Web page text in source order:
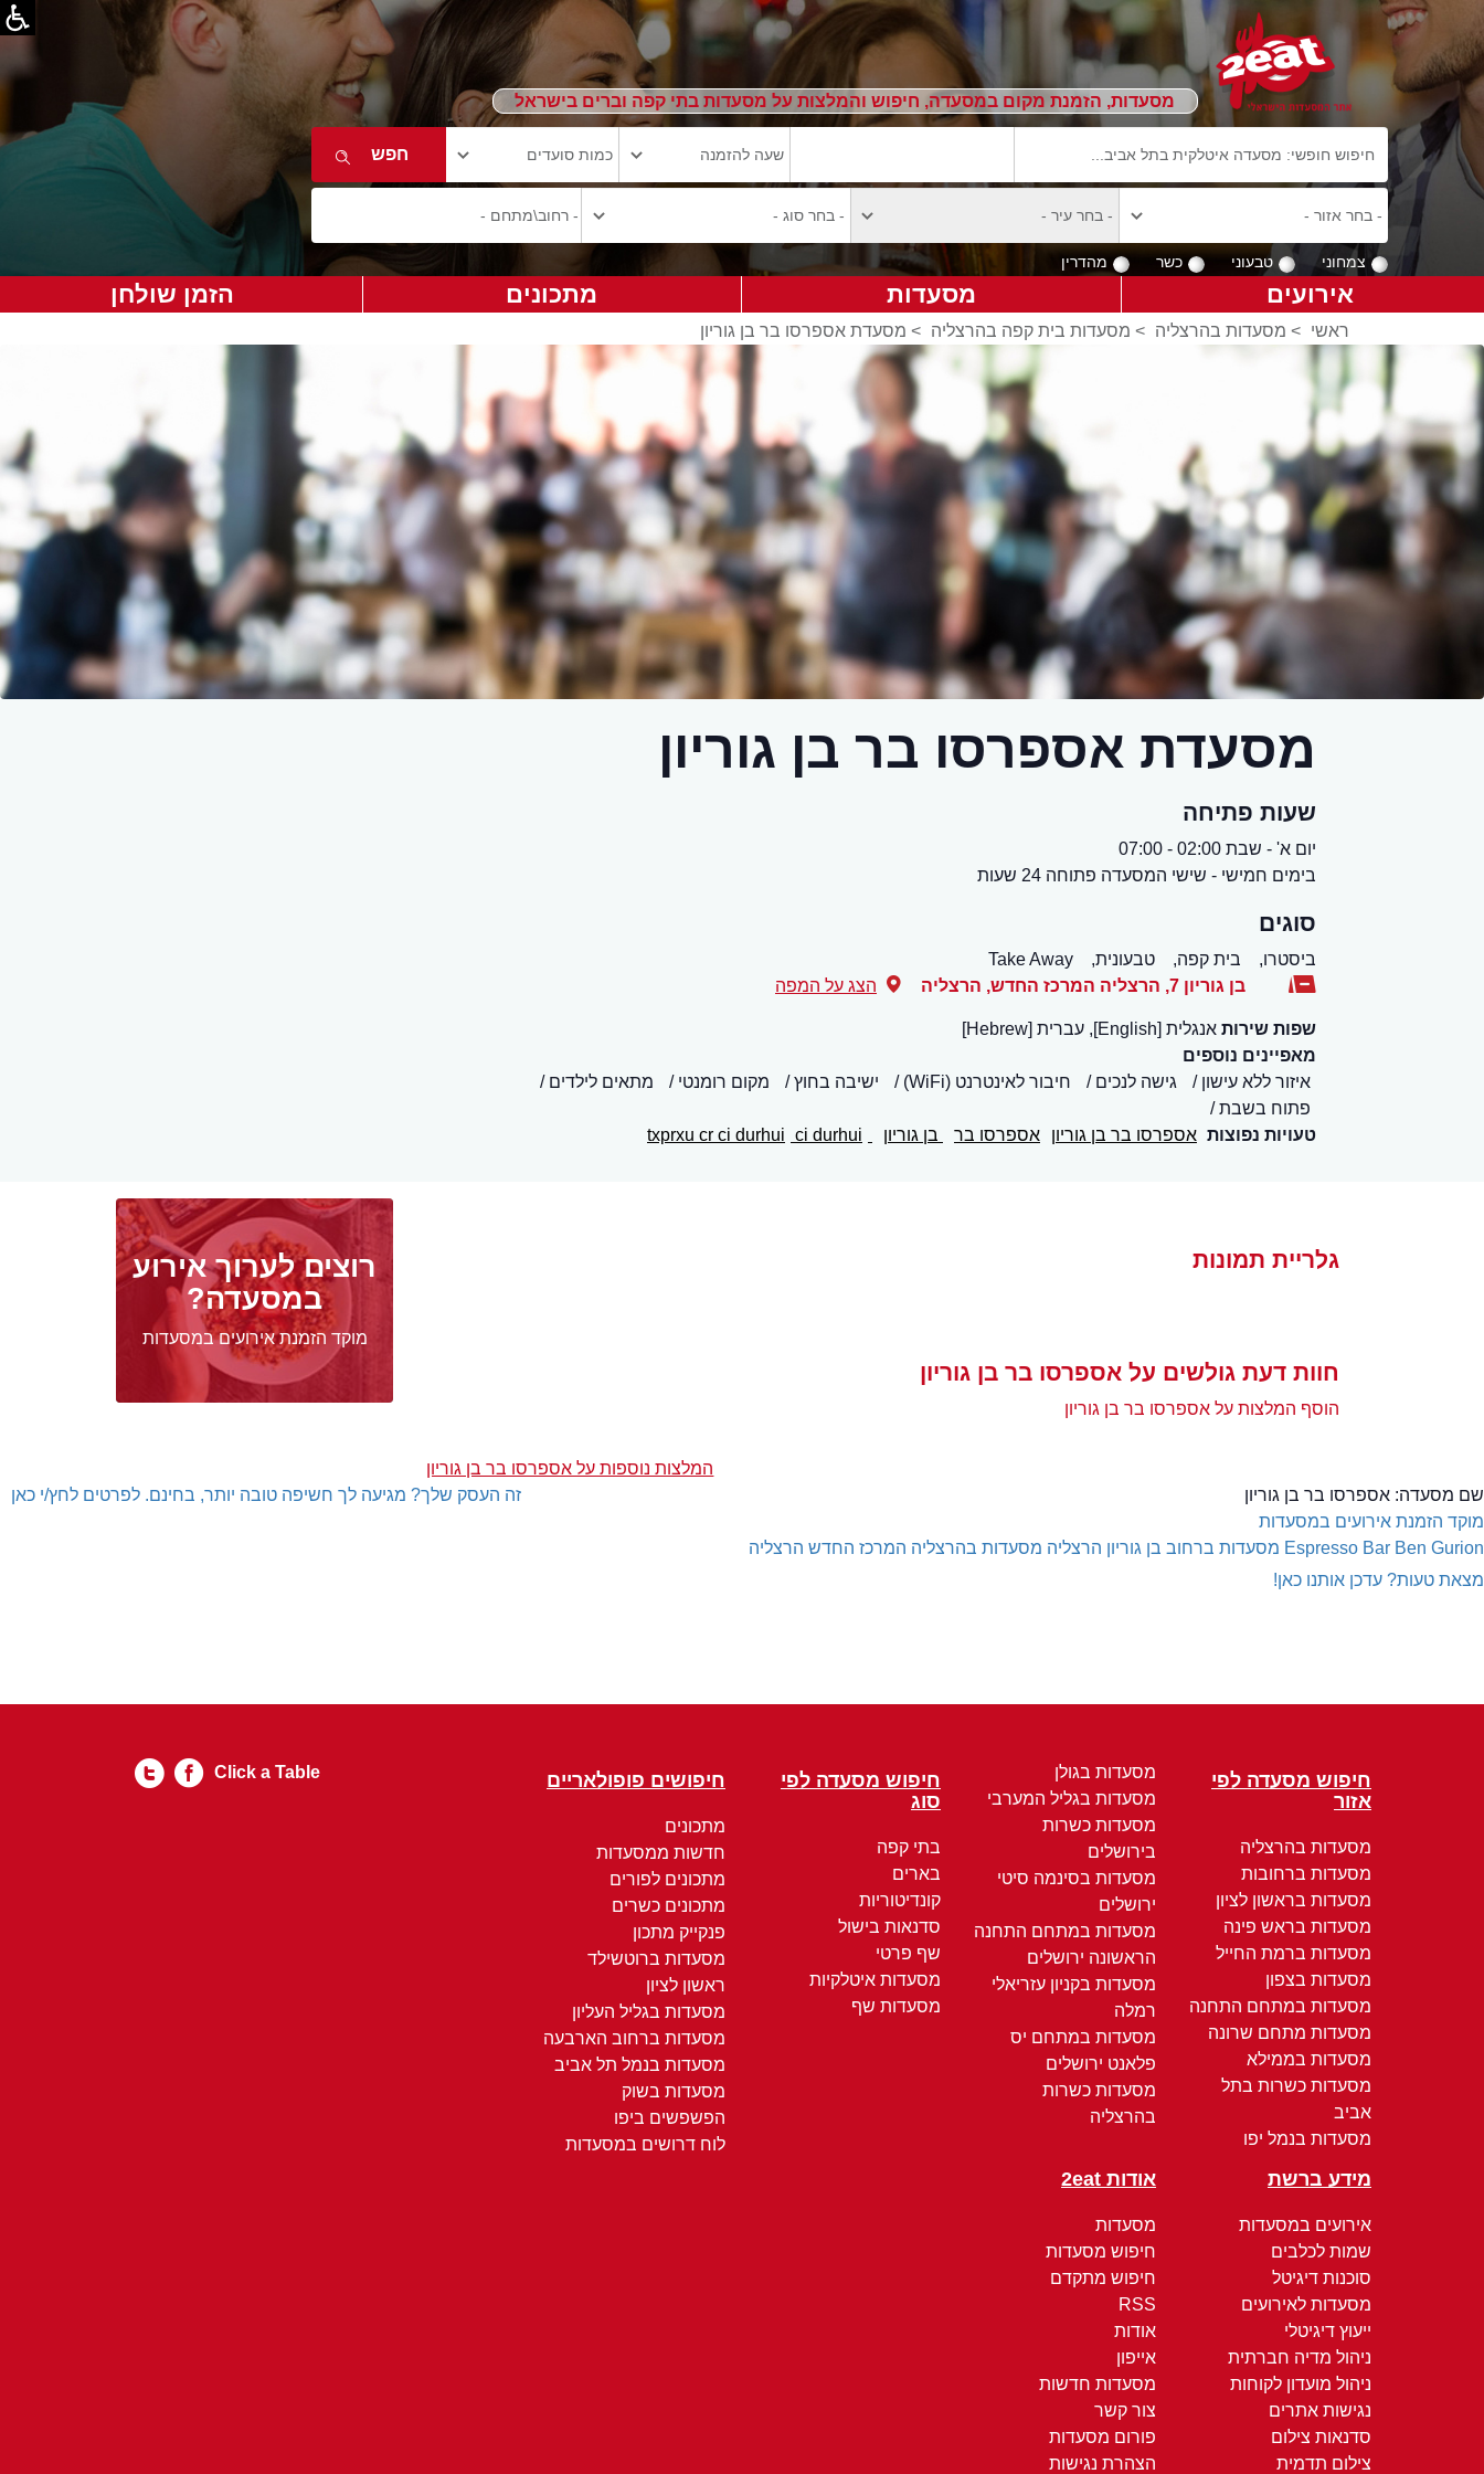
מסעדות, הזמנת מקום במסעדה, חיפוש והמלצות על מסעדות בתי קפה וברים בישראל
צמחוני טבעוני כשר מהדרין
אירועים מסעדות מתכונים הזמן שולחן
ראשי > מסעדות בהרצליה > מסעדות בית קפה בהרצליה > מסעדת אספרסו בר בן גוריון
מסעדת אספרסו בר בן גוריון
שעות פתיחה
יום א' - שבת 02:00 - 07:00
בימים חמישי - שישי המסעדה פתוחה 24 שעות
סוגים
ביסטרו, בית קפה, טבעונית,
Take Away
בן גוריון 7, הרצליה המרכז החדש
, הרצליה הצג על המפה
שפות שירות אנגלית [English], עברית [Hebrew]
מאפיינים נוספים
איזור ללא עישון
גישה לנכים חיבור לאינטרנט (WiFi) ישיבה בחוץ מקום רומנטי
מתאים לילדים
פתוח בשבת
טעויות נפוצות אספרסו בר בן גוריון אספרסו בר בן גוריון ci durhui
גלריית תמונות
חוות דעת גולשים על אספרסו בר בן גוריון
הוסף המלצות על אספרסו בר בן גוריון
המלצות נוספות על אספרסו בר בן גוריון
רוצים לערוך אירוע
במסעדה?
מוקד הזמנת אירועים במסעדות
זה העסק שלך? מגיעה לך חשיפה טובה יותר, בחינם. לפרטים לחץ/י כאן שם מסעדה: אספרסו בר בן גוריון
מוקד הזמנת אירועים במסעדות
Espresso Bar Ben Gurion מסעדות ברחוב בן גוריון הרצליה מסעדות בהרצליה המרכז החדש הרצליה
מצאת טעות? עדכן אותנו כאן!
חיפוש מסעדה לפי
אזור
מסעדות בהרצליה
מסעדות ברחובות
מסעדות בראשון לציון
מסעדות בראש פינה
מסעדות ברמת החייל
מסעדות בצפון
מסעדות במתחם התחנה
מסעדות מתחם שרונה
מסעדות בממילא
מסעדות כשרות בתל
אביב
מסעדות בנמל יפו
מסעדות בגולן
מסעדות בגליל המערבי
מסעדות כשרות
בירושלים
מסעדות בסינמה סיטי
ירושלים
מסעדות במתחם התחנה
הראשונה ירושלים
מסעדות בקניון עזריאלי
רמלה
מסעדות במתחם יס
פלאנט ירושלים
מסעדות כשרות
בהרצליה
חיפוש מסעדה לפי
סוג
בתי קפה
בארים
קונדיטוריות
סדנאות בישול
שף פרטי
מסעדות איטלקיות
מסעדות שף
חיפושים פופולאריים
מתכונים
חדשות ממסעדות
מתכונים לפורים
מתכונים כשרים
פנקייק מתכון
מסעדות ברוטשילד
ראשון לציון
מסעדות בגליל העליון
מסעדות ברחוב הארבעה
מסעדות בנמל תל אביב
מסעדות בשוק
הפשפשים ביפו
לוח דרושים במסעדות
מידע ברשת
אירועים במסעדות
שמות לכלבים
סוכנות דיגיטל
מסעדות לאירועים
ייעוץ דיגיטלי
ניהול מדיה חברתית
ניהול מועדון לקוחות
נגישות אתרים
סדנאות צילום
צילום תדמית
אודות 2eat
מסעדות
חיפוש מסעדות
חיפוש מתקדם
RSS
אודות
אייפון
מסעדות חדשות
צור קשר
פורום מסעדות
הצהרת נגישות
Click a Table